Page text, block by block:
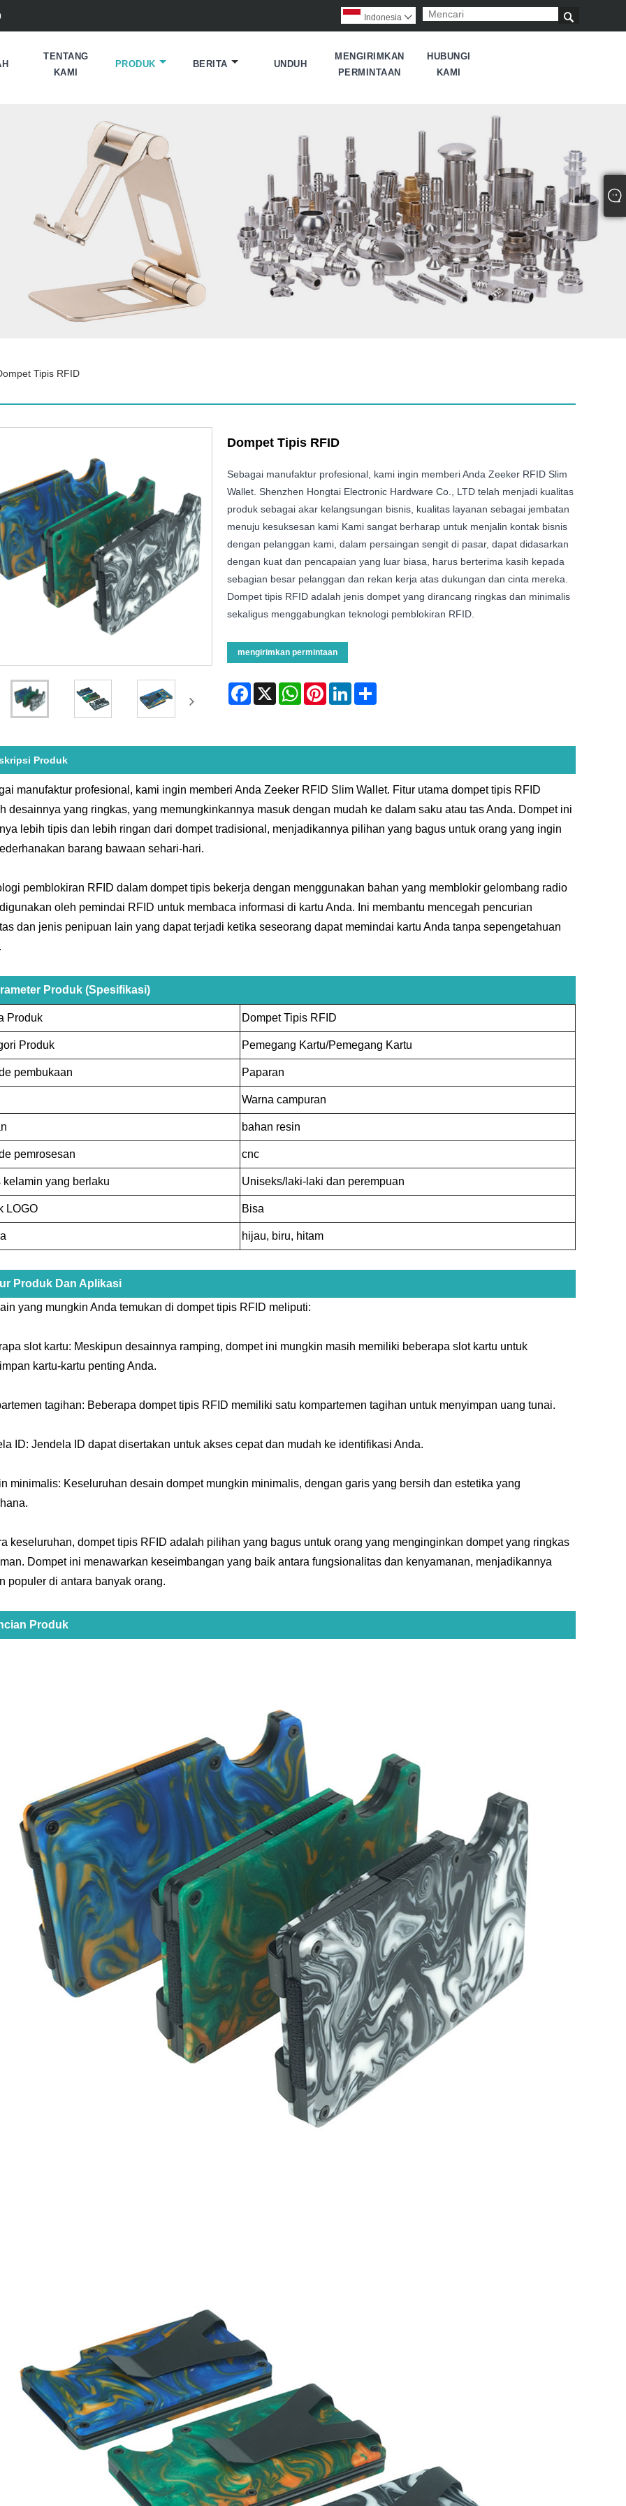

Indonesia 
TENTANG
KAMI
PRODUK BERITA UNDUH
MENGIRIMKAN
PERMINTAAN
HUBUNGI
KAMI
Tipis RFID
Dompet Tipis RFID
Sebagai manufaktur profesional, kami ingin memberi Anda Zeeker RFID Slim
Wallet. Shenzhen Hongtai Electronic Hardware Co., LTD telah menjadi kualitas
produk sebagai akar kelangsungan bisnis, kualitas layanan sebagai jembatan
menuju kesuksesan kami Kami sangat berharap untuk menjalin kontak bisnis
dengan pelanggan kami, dalam persaingan sengit di pasar, dapat didasarkan
dengan kuat dan pencapaian yang luar biasa, harus berterima kasih kepada
sebagian besar pelanggan dan rekan kerja atas dukungan dan cinta mereka.
Dompet tipis RFID adalah jenis dompet yang dirancang ringkas dan minimalis
sekaligus menggabungkan teknologi pemblokiran RFID.
mengirimkan permintaan
Facebook
X WhatsAppPinterestLinkedInShare
Produk
manufaktur profesional, kami ingin memberi Anda Zeeker RFID Slim Wallet. Fitur utama dompet tipis RFID
desainnya yang ringkas, yang memungkinkannya masuk dengan mudah ke dalam saku atau tas Anda. Dompet ini
lebih tipis dan lebih ringan dari dompet tradisional, menjadikannya pilihan yang bagus untuk orang yang ingin
barang bawaan sehari-hari.
pemblokiran RFID dalam dompet tipis bekerja dengan menggunakan bahan yang memblokir gelombang radio
oleh pemindai RFID untuk membaca informasi di kartu Anda. Ini membantu mencegah pencurian
dan jenis penipuan lain yang dapat terjadi ketika seseorang dapat memindai kartu Anda tanpa sepengetahuan
Produk (Spesifikasi)
Produk Dompet Tipis RFID
Produk Pemegang Kartu/Pemegang Kartu
pembukaan Paparan
Warna campuran
bahan resin
pemrosesan cnc
kelamin yang berlaku Uniseks/laki-laki dan perempuan
LOGO Bisa
hijau, biru, hitam
Produk Dan Aplikasi
yang mungkin Anda temukan di dompet tipis RFID meliputi:
slot kartu: Meskipun desainnya ramping, dompet ini mungkin masih memiliki beberapa slot kartu untuk
kartu-kartu penting Anda.
tagihan: Beberapa dompet tipis RFID memiliki satu kompartemen tagihan untuk menyimpan uang tunai.
ID: Jendela ID dapat disertakan untuk akses cepat dan mudah ke identifikasi Anda.
minimalis: Keseluruhan desain dompet mungkin minimalis, dengan garis yang bersih dan estetika yang
keseluruhan, dompet tipis RFID adalah pilihan yang bagus untuk orang yang menginginkan dompet yang ringkas
Dompet ini menawarkan keseimbangan yang baik antara fungsionalitas dan kenyamanan, menjadikannya
populer di antara banyak orang.
Produk